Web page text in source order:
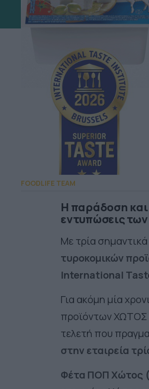
FOODLIFE TEAM
Η παράδοση
εντυπώσεις
Με τρία
τυροκομικών
International
Για ακόμη μία
προϊόντων ΧΩΤΟΣ
τελετή που
στην εταιρεία
Φέτα ΠΟΠ Χώτος